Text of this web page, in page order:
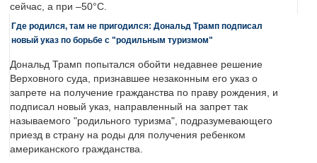
сейчас, а при –50°C.
Где родился, там не пригодился: Дональд Трамп подписал
новый указ по борьбе с "родильным туризмом"
Дональд Трамп попытался обойти недавнее решение
Верховного суда, признавшее незаконным его указ о
запрете на получение гражданства по праву рождения, и
подписал новый указ, направленный на запрет так
называемого "родильного туризма", подразумевающего
приезд в страну на роды для получения ребенком
американского гражданства.